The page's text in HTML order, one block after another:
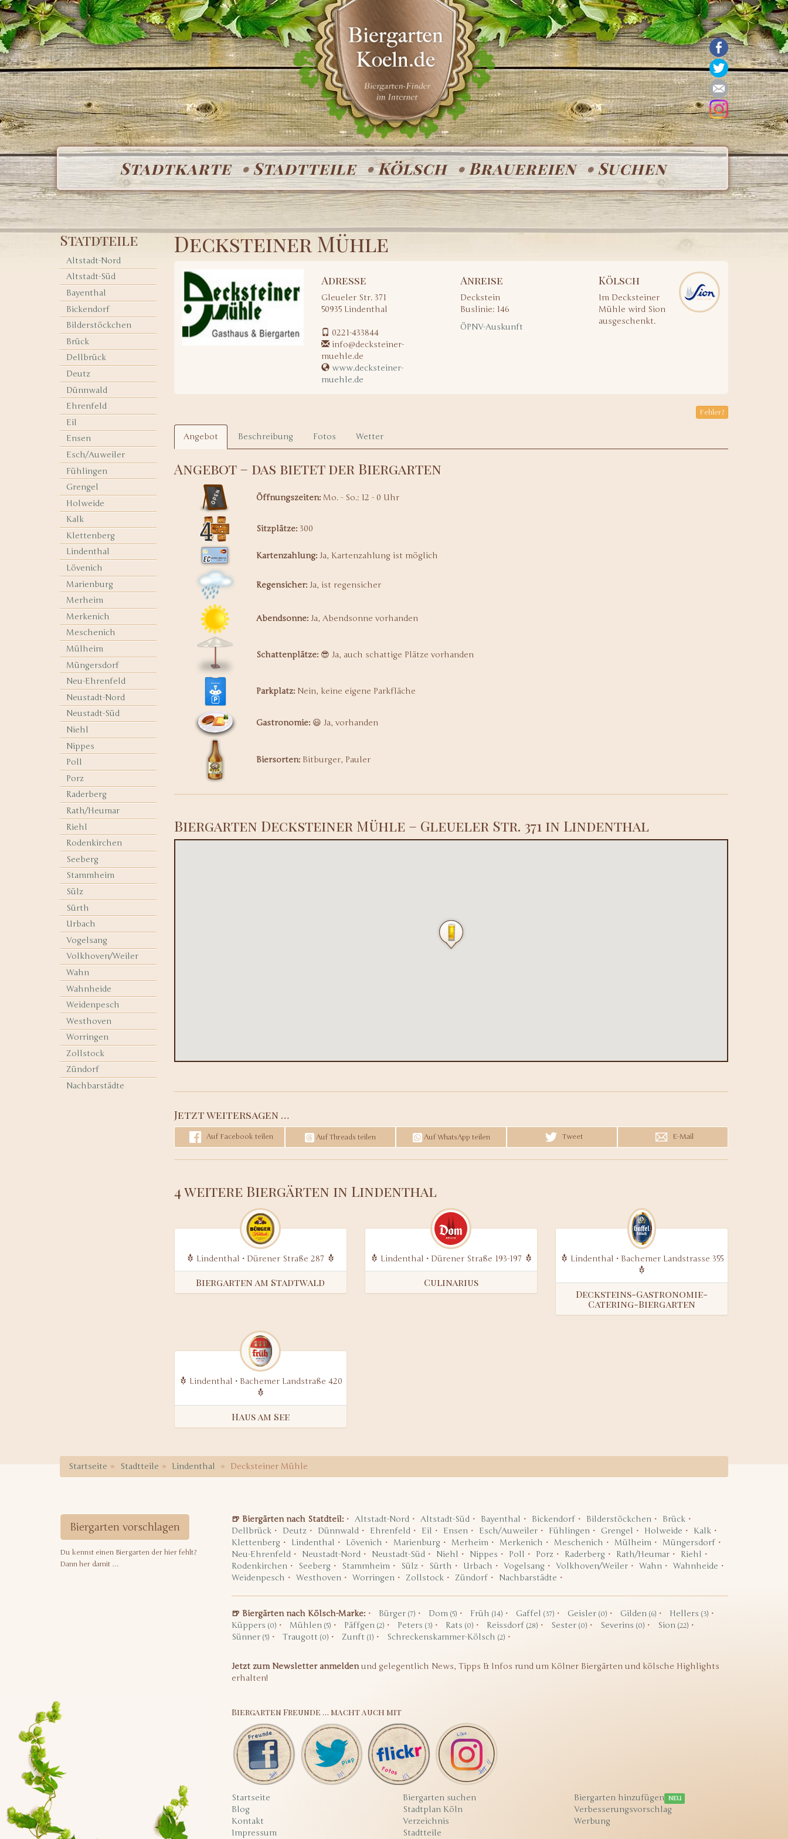
Stadtkarte Stadtteile Kölsch Brauereien Suchen
Statdteile
Altstadt-Nord
Altstadt-Süd
Bayenthal
Bickendorf
Bilderstöckchen
Brück
Dellbrück
Deutz
Dünnwald
Ehrenfeld
Eil
Ensen
Esch/Auweiler
Fühlingen
Grengel
Holweide
Kalk
Klettenberg
Lindenthal
Lövenich
Marienburg
Merheim
Merkenich
Meschenich
Mülheim
Müngersdorf
Neu-Ehrenfeld
Neustadt-Nord
Neustadt-Süd
Niehl
Nippes
Poll
Porz
Raderberg
Rath/Heumar
Riehl
Rodenkirchen
Seeberg
Stammheim
Sülz
Sürth
Urbach
Vogelsang
Volkhoven/Weiler
Wahn
Wahnheide
Weidenpesch
Westhoven
Worringen
Zollstock
Zündorf
Nachbarstädte
Decksteiner Mühle
Adresse
Gleueler Str. 371
50935 Lindenthal
0221-433844
info@decksteiner-
muehle.de
www.decksteiner-
muehle.de
Anreise
Deckstein
Buslinie: 146
ÖPNV-Auskunft
Kölsch
Im Decksteiner
Mühle wird Sion
ausgeschenkt.
Fehler?
Angebot Beschreibung Fotos Wetter
Angebot – das bietet der Biergarten
Öffnungszeiten: Mo. - So.: 12 - 0 Uhr
Sitzplätze: 300
Kartenzahlung: Ja, Kartenzahlung ist möglich
Regensicher: Ja, ist regensicher
Abendsonne: Ja, Abendsonne vorhanden
Schattenplätze: 😎 Ja, auch schattige Plätze vorhanden
Parkplatz: Nein, keine eigene Parkfläche
Gastronomie: 😃 Ja, vorhanden
Biersorten: Bitburger, Pauler
Biergarten Decksteiner Mühle – Gleueler Str. 371 in Lindenthal
Jetzt weitersagen …
Auf Facebook teilen Auf Threads teilen Auf WhatsApp teilen Tweet E-Mail
4 weitere Biergärten in Lindenthal
Lindenthal • Dürener Straße 287
Biergarten am Stadtwald
Lindenthal • Dürener Straße 193-197
Culinarius
Lindenthal • Bachemer Landstrasse 355
Decksteins-Gastronomie-
Catering-Biergarten
Lindenthal • Bachemer Landstraße 420
Haus am See
Startseite Stadtteile Lindenthal Decksteiner Mühle
Biergarten vorschlagen
Du kennst einen Biergarten der hier fehlt?
Dann her damit …
🍺 Biergärten nach Statdteil: Altstadt-Nord Altstadt-Süd Bayenthal Bickendorf Bilderstöckchen
Brück
Dellbrück
Deutz Dünnwald Ehrenfeld Eil Ensen Esch/Auweiler Fühlingen Grengel Holweide
Kalk
Klettenberg
Lindenthal Lövenich Marienburg Merheim Merkenich Meschenich Mülheim
Müngersdorf
Neu-Ehrenfeld
Neustadt-Nord Neustadt-Süd Niehl Nippes Poll Porz Raderberg Rath/Heumar
Riehl
Rodenkirchen
Seeberg Stammheim Sülz Sürth Urbach Vogelsang Volkhoven/Weiler Wahn
Wahnheide
Weidenpesch
Westhoven Worringen Zollstock Zündorf Nachbarstädte
🍺 Biergärten nach Kölsch-Marke: Bürger (7) Dom (5) Früh (14) Gaffel (37) Geisler (0) Gilden (6) Hellers (3)
Küppers (0) Mühlen (5) Päffgen (2) Peters (3) Rats (0) Reissdorf (28) Sester (0) Severins (0) Sion (22)
Sünner (5) Traugott (0) Zunft (1) Schreckenskammer-Kölsch (2)
Jetzt zum Newsletter anmeldenund gelegentlich News, Tipps & Infos rund um Kölner Biergärten und kölsche Highlights
erhalten!
Biergarten Freunde … macht auch mit
Startseite
Blog
Kontakt
Impressum
Biergarten suchen
Stadtplan Köln
Verzeichnis
Stadtteile
Biergarten hinzufügen NEU
Verbesserungsvorschlag
Werbung